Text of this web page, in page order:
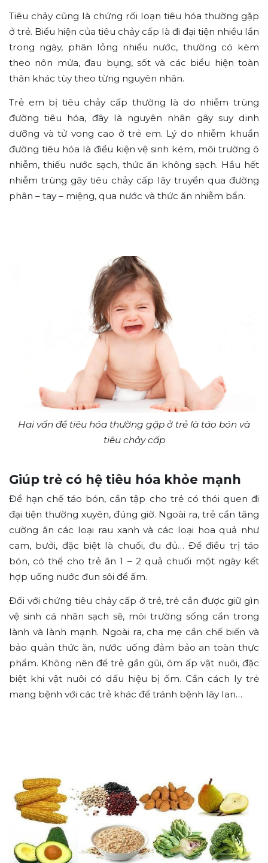
Tiêu chảy cũng là chứng rối loạn tiêu hóa thường gặp
ở trẻ. Biểu hiện của tiêu chảy cấp là đi đại tiện nhiều lần
trong ngày, phân lỏng nhiều nước, thường có kèm
theo nôn mửa, đau bụng, sốt và các biểu hiện toàn
thân khác tùy theo từng nguyên nhân.
Trẻ em bị tiêu chảy cấp thường là do nhiễm trùng
đường tiêu hóa, đây là nguyên nhân gây suy dinh
dưỡng và tử vong cao ở trẻ em. Lý do nhiễm khuẩn
đường tiêu hóa là điều kiện vệ sinh kém, môi trường ô
nhiễm, thiếu nước sạch, thức ăn không sạch. Hầu hết
nhiễm trùng gây tiêu chảy cấp lây truyền qua đường
phân – tay – miệng, qua nước và thức ăn nhiễm bẩn.
Hai vấn đề tiêu hóa thường gặp ở trẻ là táo bón và
tiêu chảy cấp
Giúp trẻ có hệ tiêu hóa khỏe mạnh
Để hạn chế táo bón, cần tập cho trẻ có thói quen đi
đại tiện thường xuyên, đúng giờ. Ngoài ra, trẻ cần tăng
cường ăn các loại rau xanh và các loại hoa quả như
cam, bưởi, đặc biệt là chuối, đu đủ… Để điều trị táo
bón, có thể cho trẻ ăn 1 – 2 quả chuối một ngày kết
hợp uống nước đun sôi để ấm.
Đối với chứng tiêu chảy cấp ở trẻ, trẻ cần được giữ gìn
vệ sinh cá nhân sạch sẽ, môi trường sống cần trong
lành và lành mạnh. Ngoài ra, cha mẹ cần chế biến và
bảo quản thức ăn, nước uống đảm bảo an toàn thực
phẩm. Không nên để trẻ gần gũi, ôm ấp vật nuôi, đặc
biệt khi vật nuôi có dấu hiệu bị ốm. Cần cách ly trẻ
mang bệnh với các trẻ khác để tránh bệnh lây lan…